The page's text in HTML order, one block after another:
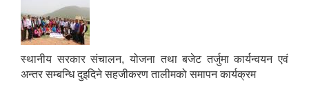
स्थानीय सरकार संचालन, योजना तथा बजेट तर्जुमा कार्यन्वयन एवं
अन्तर सम्बन्धि दुइदिने सहजीकरण तालीमको समापन कार्यक्रम